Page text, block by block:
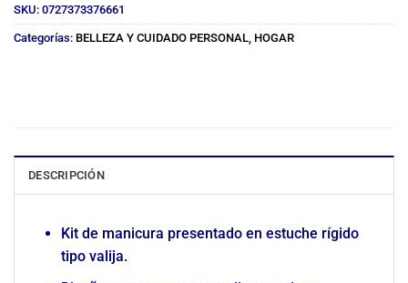
SKU: 0727373376661
Categorías: BELLEZA Y CUIDADO PERSONAL, HOGAR
DESCRIPCIÓN
Kit de manicura presentado en estuche rígido
tipo valija.